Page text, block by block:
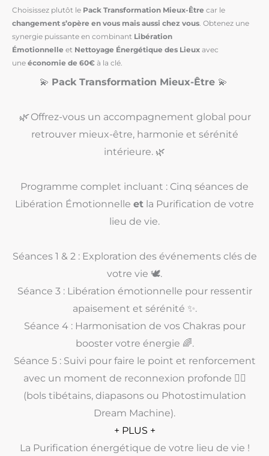
Choisissez plutôt le Pack Transformation Mieux-Être car le
changement s’opère en vous mais aussi chez vous . Obtenez une
synergie puissante en combinant Libération
Émotionnelle et Nettoyage Énergétique des Lieux avec
une économie de 60€ à la clé.
💫 Pack Transformation Mieux-Être 💫
🌿Offrez-vous un accompagnement global pour
retrouver mieux-être, harmonie et sérénité
intérieure. 🌿
Programme complet incluant : Cinq séances de
Libération Émotionnelle et la Purification de votre
lieu de vie.
Séances 1 & 2 : Exploration des événements clés de
votre vie 🕊️.
Séance 3 : Libération émotionnelle pour ressentir
apaisement et sérénité ✨.
Séance 4 : Harmonisation de vos Chakras pour
booster votre énergie 🌈.
Séance 5 : Suivi pour faire le point et renforcement
avec un moment de reconnexion profonde 🧘‍♀️
(bols tibétains, diapasons ou Photostimulation
Dream Machine).
+ PLUS +
La Purification énergétique de votre lieu de vie !